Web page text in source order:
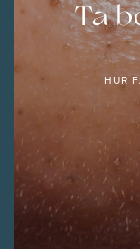
Ta
HUR